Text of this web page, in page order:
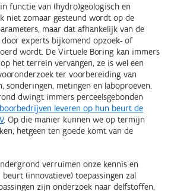
functie van (hydro)geologisch en
niet zomaar gesteund wordt op de
maar dat afhankelijk van de
experts bijkomend opzoek- of
wordt. De Virtuele Boring kan immers
het terrein vervangen, ze is wel een
ter voorbereiding van
sonderingen, metingen en laboproeven.
dwingt immers perceelsgebonden
leveren op hun beurt de
. Op die manier kunnen we op termijn
hetgeen ten goede komt van de
verruimen onze kennis en
(innovatieve) toepassingen zal
zijn onderzoek naar delfstoffen,